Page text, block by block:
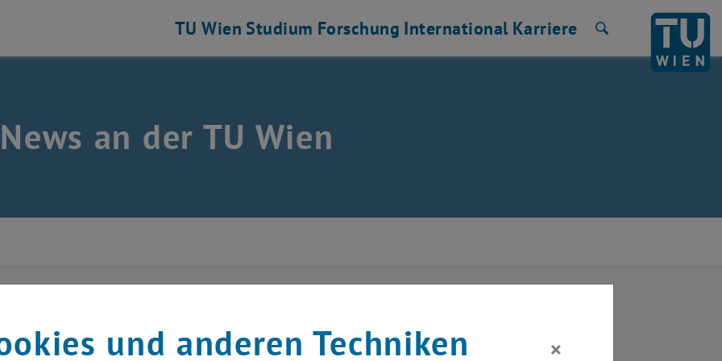
TU Wien Studium Forschung International Karriere
an der TU Wien
wachgeküsste Raum“
und anderen Techniken ×